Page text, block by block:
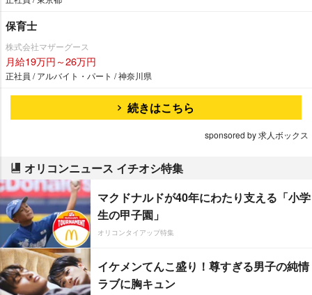
保育士
株式会社マザーグース
月給19万円～26万円
正社員 / アルバイト・パート / 神奈川県
続きはこちら
sponsored by 求人ボックス
オリコンニュース イチオシ特集
マクドナルドが40年にわたり支える「小学
生の甲子園」
オリコンタイアップ特集
イケメンてんこ盛り！尊すぎる男子の純情
ラブに胸キュン